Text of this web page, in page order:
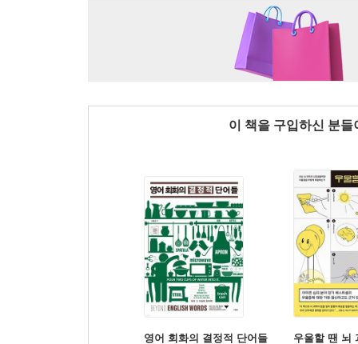
이 책을 구입하신 분
영어 회화의 결정적 단어들 우울할 땐 뇌